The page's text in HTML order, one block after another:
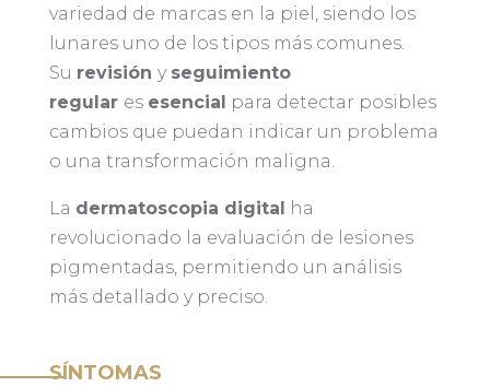
variedad de marcas en la piel, siendo los
lunares uno de los tipos más comunes.
Su revisión y seguimiento
regular es esencial para detectar posibles
cambios que puedan indicar un problema
o una transformación maligna.
La dermatoscopia digital ha
revolucionado la evaluación de lesiones
pigmentadas, permitiendo un análisis
más detallado y preciso.
SÍNTOMAS